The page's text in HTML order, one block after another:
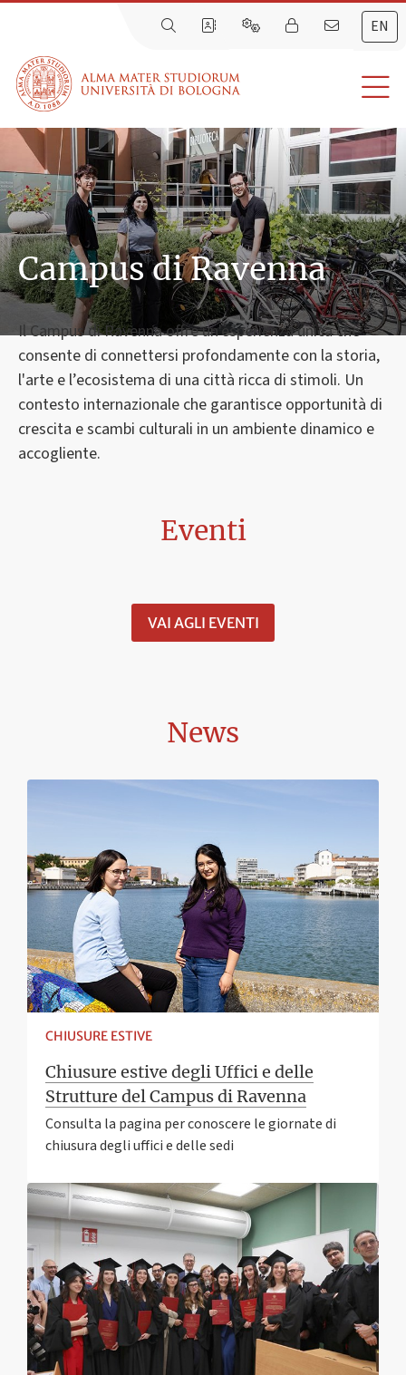
EN
Campus di Ravenna
Il Campus di Ravenna offre un'esperienza unica che
consente di connettersi profondamente con la storia,
l'arte e l’ecosistema di una città ricca di stimoli. Un
contesto internazionale che garantisce opportunità di
crescita e scambi culturali in un ambiente dinamico e
accogliente.
Eventi
VAI AGLI EVENTI
News
CHIUSURE ESTIVE
Chiusure estive degli Uffici e delle
Strutture del Campus di Ravenna
Consulta la pagina per conoscere le giornate di
chiusura degli uffici e delle sedi